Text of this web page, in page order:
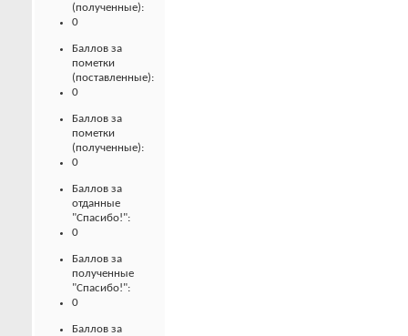
(полученные):
0
Баллов за
пометки
(поставленные):
0
Баллов за
пометки
(полученные):
0
Баллов за
отданные
"Спасибо!":
0
Баллов за
полученные
"Спасибо!":
0
Баллов за